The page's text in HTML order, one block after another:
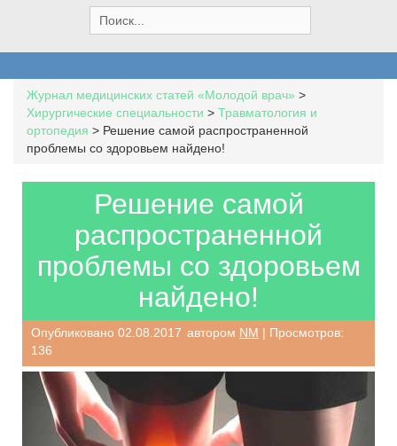
e
a
h
f
o
r
Журнал медицинских статей «Молодой врач» >
Хирургические специальности > Травматология и
ортопедия > Решение самой распространенной
проблемы со здоровьем найдено!
Решение самой
распространенной
проблемы со здоровьем
найдено!
Опубликовано 02.08.2017 автором NM | Просмотров:
136